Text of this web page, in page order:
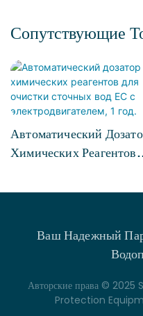
Сопутствующие
Автоматический
Химических Реагентов
Вод EC С
Ваш Надежный
Авторские права ©
Protection